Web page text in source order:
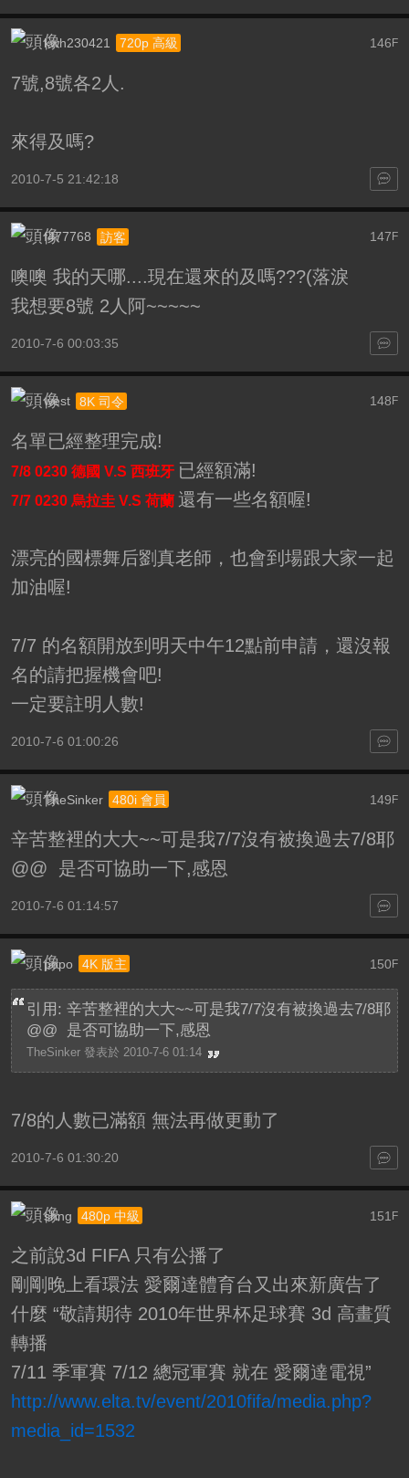
146 F
kwh230421 720p 高級
7號,8號各2人.
來得及嗎?
2010-7-5 21:42:18
147 F
f477768 訪客
噢噢 我的天哪....現在還來的及嗎???(落淚
我想要8號 2人阿~~~~~
2010-7-6 00:03:35
148 F
west 8K 司令
名單已經整理完成!
7/8 0230 德國 V.S 西班牙 已經額滿!
7/7 0230 烏拉圭 V.S 荷蘭 還有一些名額喔!
漂亮的國標舞后劉真老師，也會到場跟大家一起
加油喔!
7/7 的名額開放到明天中午12點前申請，還沒報
名的請把握機會吧!
一定要註明人數!
2010-7-6 01:00:26
149F
TheSinker 480i 會員
辛苦整裡的大大~~可是我7/7沒有被換過去7/8耶
@@ 是否可協助一下,感恩
2010-7-6 01:14:57
150F
popo 4K 版主
引用: 辛苦整裡的大大~~可是我7/7沒有被換過去7/8耶
@@ 是否可協助一下,感恩
TheSinker 發表於 2010-7-6 01:14
7/8的人數已滿額 無法再做更動了
2010-7-6 01:30:20
151 F
shng 480p 中級
之前說3d FIFA 只有公播了
剛剛晚上看環法 愛爾達體育台又出來新廣告了
什麼 “敬請期待 2010年世界杯足球賽 3d 高畫質
轉播
7/11 季軍賽 7/12 總冠軍賽 就在 愛爾達電視”
http://www.elta.tv/event/2010fifa/media.php?
media_id=1532